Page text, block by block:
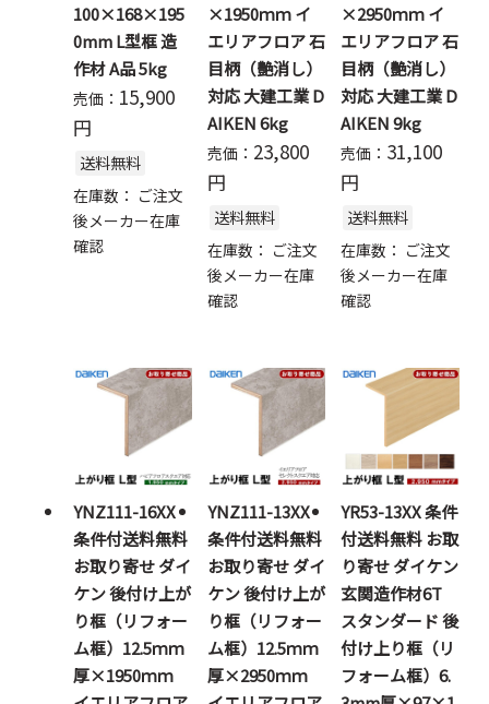
100×168×195
0mm L型框 造
作材 A品 5kg
売価： 15,900
円
送料無料
在庫数： ご注文
後メーカー在庫
確認
×1950ｍｍ イ
エリアフロア 石
目柄（艶消し）
対応 大建工業 D
AIKEN 6kg
売価： 23,800
円
送料無料
在庫数： ご注文
後メーカー在庫
確認
×2950ｍｍ イ
エリアフロア 石
目柄（艶消し）
対応 大建工業 D
AIKEN 9kg
売価： 31,100
円
送料無料
在庫数： ご注文
後メーカー在庫
確認
YNZ111-16XX
条件付送料無料
お取り寄せ ダイ
ケン 後付け上が
り框（リフォー
ム框）12.5ｍｍ
厚×1950ｍｍ
YNZ111-13XX
条件付送料無料
お取り寄せ ダイ
ケン 後付け上が
り框（リフォー
ム框）12.5ｍｍ
厚×2950ｍｍ
YR53-13XX 条件
付送料無料 お取
り寄せ ダイケン
玄関造作材6T
スタンダード 後
付け上り框（リ
フォーム框）6.